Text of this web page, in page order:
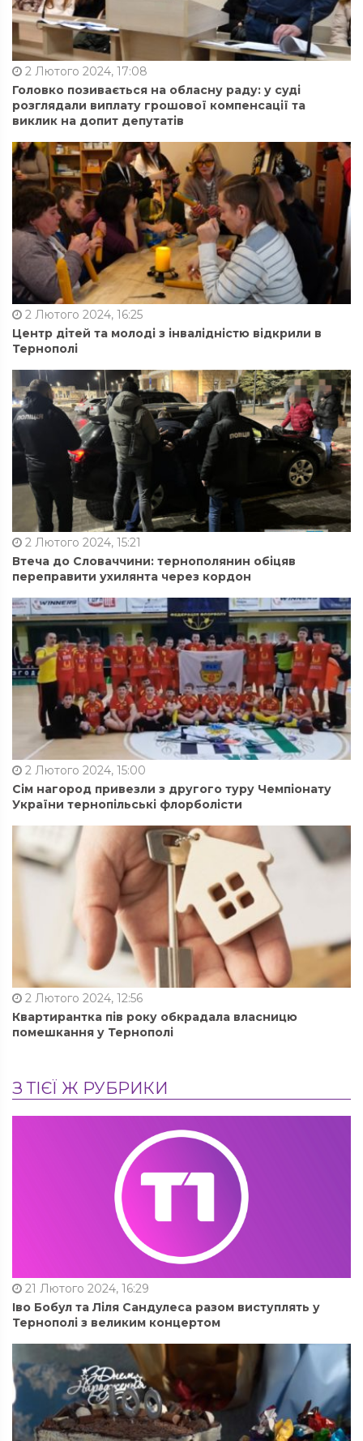
2 Лютого 2024, 17:08
Головко позивається на обласну раду: у суді
розглядали виплату грошової компенсації та
виклик на допит депутатів
2 Лютого 2024, 16:25
Центр дітей та молоді з інвалідністю відкрили в
Тернополі
2 Лютого 2024, 15:21
Втеча до Словаччини: тернополянин обіцяв
переправити ухилянта через кордон
2 Лютого 2024, 15:00
Сім нагород привезли з другого туру Чемпіонату
України тернопільські флорболісти
2 Лютого 2024, 12:56
Квартирантка пів року обкрадала власницю
помешкання у Тернополі
З ТІЄЇ Ж РУБРИКИ
21 Лютого 2024, 16:29
Іво Бобул та Ліля Сандулеса разом виступлять у
Тернополі з великим концертом